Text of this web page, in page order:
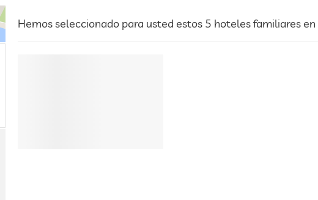
Hemos seleccionado para usted estos 5 hoteles familiares